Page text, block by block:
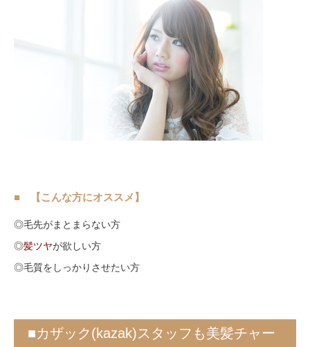
【こんな方にオススメ】
◎毛先がまとまらない方
◎髪ツヤが欲しい方
◎毛質をしっかりさせたい方
■カザック(kazak)スタッフも美髪チャー